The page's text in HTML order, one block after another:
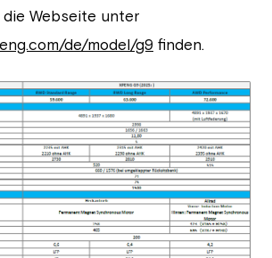
die Webseite unter
de/model/g9 finden.